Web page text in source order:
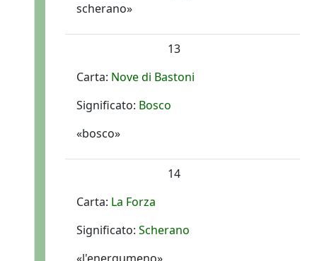
scherano»
13
Carta: Nove di Bastoni
Significato: Bosco
«bosco»
14
Carta: La Forza
Significato: Scherano